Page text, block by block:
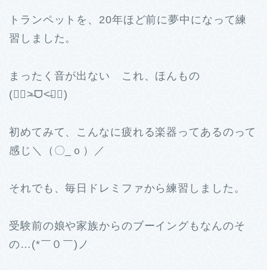
トランペットを、20年ほど前に夢中になって練
習しました。
まったく音が出ない これ、ほんもの
(๐॔˃̶ᗜ˂̶๐॓)
初めてみて、こんなに疲れる楽器ってあるのって
感じ＼（〇_ｏ）／
それでも、毎日ドレミファから練習しました。
受験前の娘や家族からのブーイングもなんのそ
の…(*￣０￣)ノ